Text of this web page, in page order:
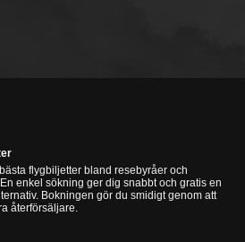
flygbiljetter bland resebyråer och
enkel sökning ger dig snabbt och gratis en
Bokningen gör du smidigt genom att
återförsäljare.